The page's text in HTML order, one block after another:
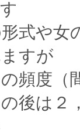
式や女
すが
頻度
後は